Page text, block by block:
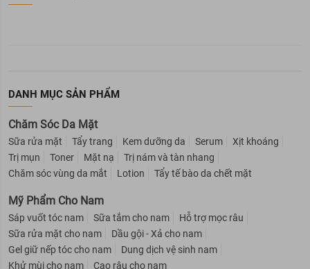
DANH MỤC SẢN PHẨM
Chăm Sóc Da Mặt
Sữa rửa mặt Tẩy trang Kem dưỡng da Serum
Xịt khoáng
Trị mụn
Toner Mặt nạ
Trị nám và tàn nhang
Chăm sóc vùng da mắt
Lotion Tẩy tế bào da chết mặt
Mỹ Phẩm Cho Nam
Sáp vuốt tóc nam Sữa tắm cho nam
Hỗ trợ mọc râu
Sữa rửa mặt cho nam
Dầu gội - Xả cho nam
Gel giữ nếp tóc cho nam
Dung dịch vệ sinh nam
Khử mùi cho nam
Cạo râu cho nam